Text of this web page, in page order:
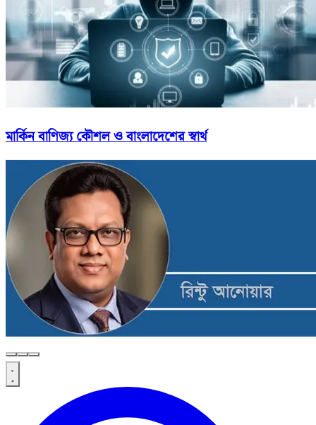
মার্কিন বাণিজ্য কৌশল ও বাংলাদেশের স্বার্থ